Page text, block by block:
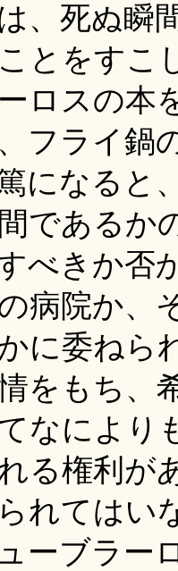
、死ぬ瞬
とをすこ
ロスの本
フライ鍋
篤になると
であるか
べきか否
病院か、
に委ねら
をもち、
なにより
る権利が
れてはい
ーブラー